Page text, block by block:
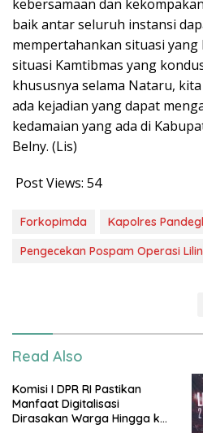
kebersamaan dan
baik antar seluruh instansi
mempertahankan situasi yang
situasi Kamtibmas yang
khususnya selama Nataru,
ada kejadian yang dapat
kedamaian yang ada di
Belny. (Lis)
Post Views: 54
Forkopimda
Kapolres
Pengecekan Pospam Operasi
Read Also
Komisi I DPR RI Pastikan
Manfaat Digitalisasi
Dirasakan Warga Hingga ke